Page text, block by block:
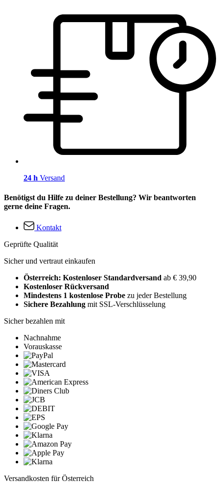
24 h Versand
Benötigst du Hilfe zu deiner Bestellung? Wir beantworten
gerne deine Fragen.
Kontakt
Geprüfte Qualität
Sicher und vertraut einkaufen
Österreich: Kostenloser Standardversand ab € 39,90
Kostenloser Rückversand
Mindestens 1 kostenlose Probe zu jeder Bestellung
Sichere Bezahlung mit SSL-Verschlüsselung
Sicher bezahlen mit
Nachnahme
Vorauskasse
Versandkosten für Österreich